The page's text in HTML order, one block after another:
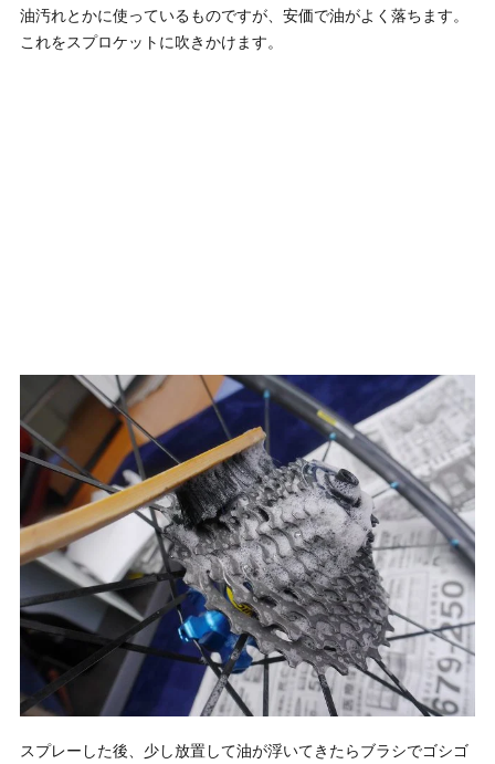
油汚れとかに使っているものですが、安価で油がよく落ちます。
これをスプロケットに吹きかけます。
スプレーした後、少し放置して油が浮いてきたらブラシでゴシゴ